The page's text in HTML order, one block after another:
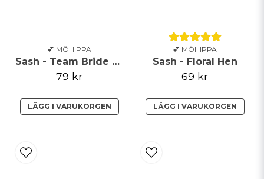
💕 MÖHIPPA
Sash - Team Bride - Bride To Be
79 kr
LÄGG I VARUKORGEN
💕 MÖHIPPA
Sash - Floral Hen
69 kr
LÄGG I VARUKORGEN